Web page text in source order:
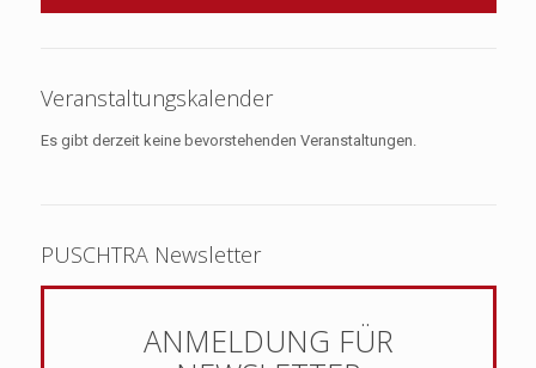
Veranstaltungskalender
Es gibt derzeit keine bevorstehenden Veranstaltungen.
PUSCHTRA Newsletter